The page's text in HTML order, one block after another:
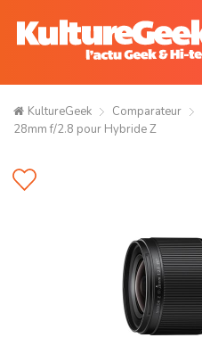
KultureGeek Comparateur
28mm f/2.8 pour Hybride Z